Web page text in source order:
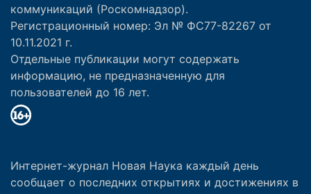
коммуникаций (Роскомнадзор).
Регистрационный номер: Эл № ФС77-82267 от
10.11.2021 г.
Отдельные публикации могут содержать
информацию, не предназначенную для
пользователей до 16 лет.
Интернет-журнал Новая Наука каждый день
сообщает о последних открытиях и достижениях в